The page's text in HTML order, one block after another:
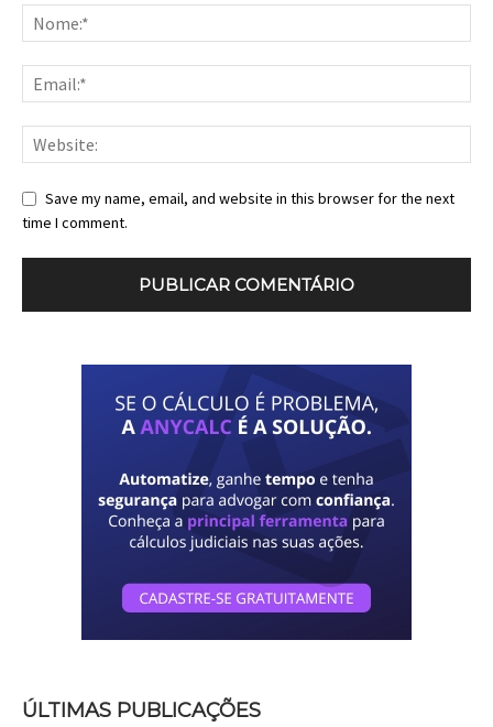
Save my name, email, and website in this browser for the next
time I comment.
ÚLTIMAS PUBLICAÇÕES